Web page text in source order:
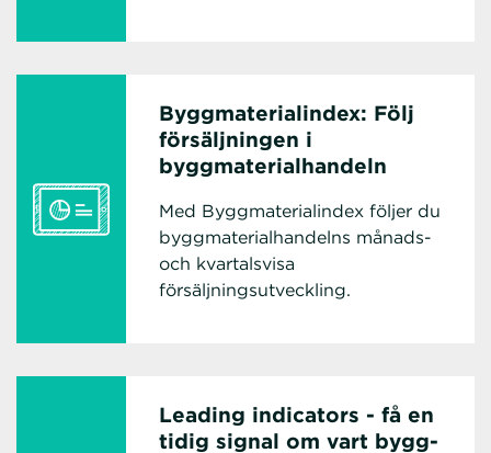
Byggmaterialindex: Följ
försäljningen i
byggmaterialhandeln
Med Byggmaterialindex följer du
byggmaterialhandelns månads-
och kvartalsvisa
försäljningsutveckling.
Leading indicators - få en
tidig signal om vart bygg-